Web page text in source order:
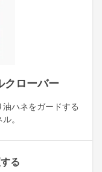
クローバー
ハネをガードする
。
る